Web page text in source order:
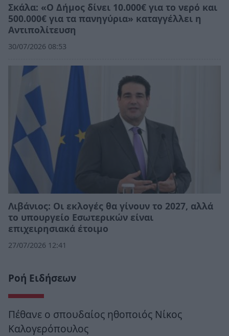
Σκάλα: «Ο Δήμος δίνει 10.000€ για το νερό και
500.000€ για τα πανηγύρια» καταγγέλλει η
Αντιπολίτευση
30/07/2026 08:53
Λιβάνιος: Οι εκλογές θα γίνουν το 2027, αλλά
το υπουργείο Εσωτερικών είναι
επιχειρησιακά έτοιμο
27/07/2026 12:41
Ροή Ειδήσεων
Πέθανε ο σπουδαίος ηθοποιός Νίκος
Καλογερόπουλος